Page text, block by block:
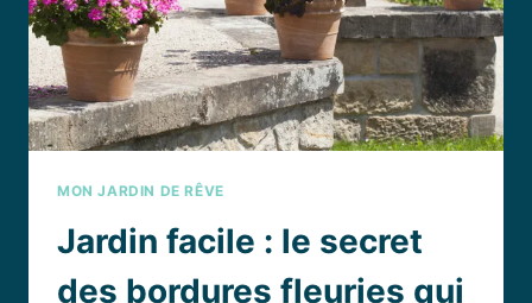
MON JARDIN DE RÊVE
Jardin facile : le secret
des bordures fleuries qui